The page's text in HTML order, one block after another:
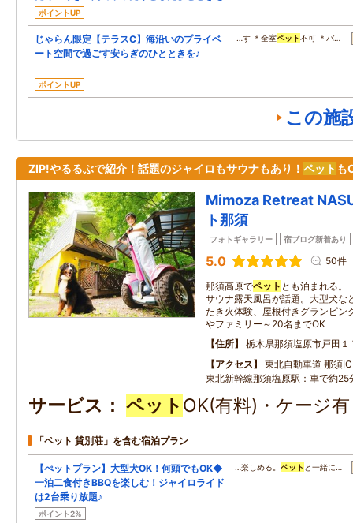
ポイントUP
じゃらん限定【テラスC】海沿いのプライベ
ート空間で過ごす安らぎのひとときを♪
ポイントUP
…す ＊全室ペット不可 ＊バ…
この施
ZIP!やるるぶで紹介！話題のジャイロもサウナもあり！ ペット も
Mimoza Retreat
ト那須
フォトギャラリー 宿ブログ新着あり
5.0 50件
那須高原でペット とも泊まれる。
サウナ露天風呂が話題。大型犬な
たき火体験、屋根付きグランピン
やファミリー～20名までOK
住所
栃木県那須塩原市戸田１
アクセス
東北自動車道 那須
東北新幹線那須塩原駅：車で約25
サービス ペット OK(有料)・ケージ
「ペット 貸別荘」を含む宿泊プラン
【ぺットプラン】大型犬OK！何頭でもOK◆
一泊二食付きBBQを楽しむ！ジャイロライド
は2台乗り放題♪
ポイント2%
…楽しめる。 ペット と一緒に…